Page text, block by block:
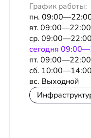
График работы:
пн.
вт. 09:00—22:00
ср. 09:00—22:00
сeгодня
пт. 09:00—22:00
сб. 10:00—14:00
вс. Выходной